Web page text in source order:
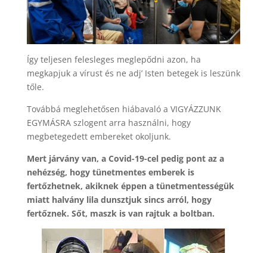
Így teljesen felesleges meglepődni azon, ha
megkapjuk a vírust és ne adj’ Isten betegek is leszünk
tőle.
Továbbá meglehetősen hiábavaló a VIGYÁZZUNK
EGYMÁSRA szlogent arra használni, hogy
megbetegedett embereket okoljunk.
Mert járvány van, a Covid-19-cel pedig pont az a
nehézség, hogy tünetmentes emberek is
fertőzhetnek, akiknek éppen a tünetmentességük
miatt halvány lila dunsztjuk sincs arról, hogy
fertőznek. Sőt, maszk is van rajtuk a boltban.